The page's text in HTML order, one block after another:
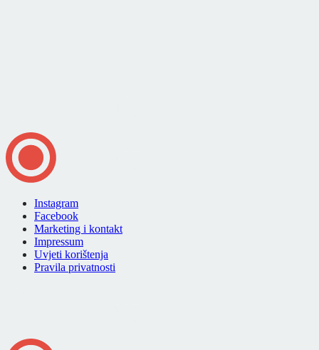
Instagram
Facebook
Marketing i kontakt
Impressum
Uvjeti korištenja
Pravila privatnosti